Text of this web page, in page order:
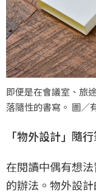
即便是在會議室、旅
落隨性的書寫。 圖
「物外設計」隨
在閱讀中偶有想
的辦法。物外設計